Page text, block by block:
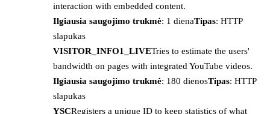
interaction with embedded content.
Ilgiausia saugojimo trukmė: 1 dienaTipas: HTTP
slapukas
VISITOR_INFO1_LIVETries to estimate the users'
bandwidth on pages with integrated YouTube videos.
Ilgiausia saugojimo trukmė: 180 dienosTipas: HTTP
slapukas
YSCRegisters a unique ID to keep statistics of what